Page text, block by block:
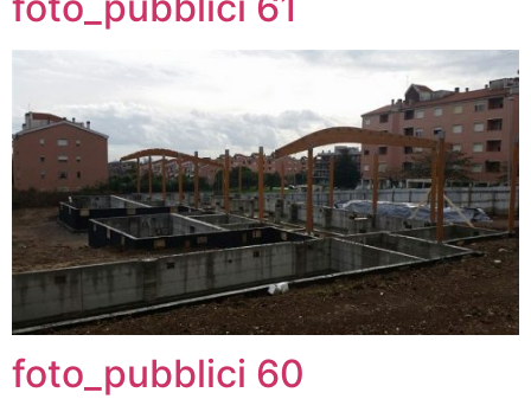
foto_pubblici 60